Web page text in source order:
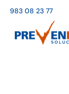
contenido
983 08 23 77